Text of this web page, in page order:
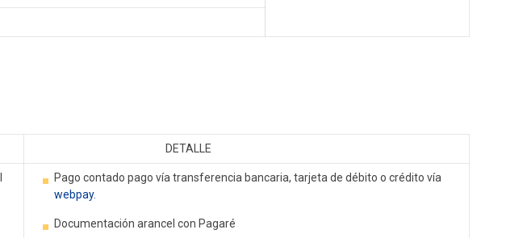
DETALLE
Pago contadopago vía transferencia bancaria, tarjeta de débito o crédito vía
webpay.
Documentación arancel con Pagaré